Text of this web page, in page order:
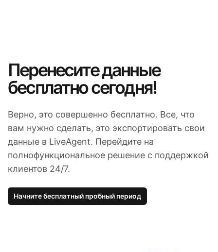
Перенесите данные
бесплатно сегодня!
Верно, это совершенно бесплатно. Все, что
вам нужно сделать, это экспортировать свои
данные в LiveAgent. Перейдите на
полнофункциональное решение с поддержкой
клиентов 24/7.
Начните бесплатный пробный период